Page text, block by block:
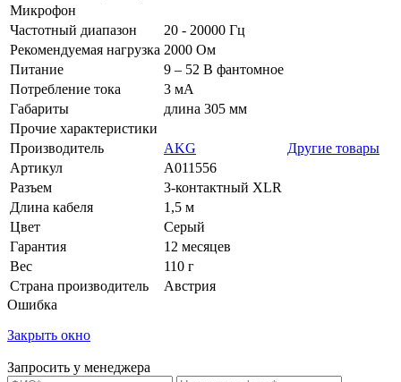
Микрофон
Частотный диапазон
20 - 20000 Гц
Рекомендуемая нагрузка 2000 Ом
Питание
9 – 52 В фантомное
Потребление тока
3 мА
Габариты
длина 305 мм
Прочие характеристики
Производитель
AKG
Другие товары
Артикул
A011556
Разъем
3-контактный XLR
Длина кабеля
1,5 м
Цвет
Серый
Гарантия
12 месяцев
Вес
110 г
Страна производитель
Австрия
Ошибка
Закрыть окно
Запросить у менеджера